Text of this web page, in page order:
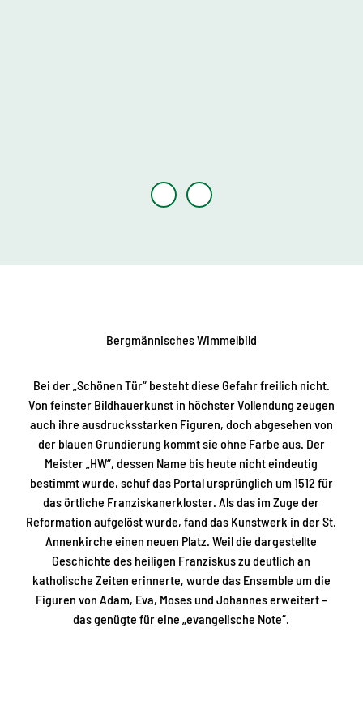
Bergmännisches Wimmelbild
Bei der „Schönen Tür“ besteht diese Gefahr freilich nicht.
Von feinster Bildhauerkunst in höchster Vollendung zeugen
auch ihre ausdrucksstarken Figuren, doch abgesehen von
der blauen Grundierung kommt sie ohne Farbe aus. Der
Meister „HW“, dessen Name bis heute nicht eindeutig
bestimmt wurde, schuf das Portal ursprünglich um 1512 für
das örtliche Franziskanerkloster. Als das im Zuge der
Reformation aufgelöst wurde, fand das Kunstwerk in der St.
Annenkirche einen neuen Platz. Weil die dargestellte
Geschichte des heiligen Franziskus zu deutlich an
katholische Zeiten erinnerte, wurde das Ensemble um die
Figuren von Adam, Eva, Moses und Johannes erweitert –
das genügte für eine „evangelische Note“.